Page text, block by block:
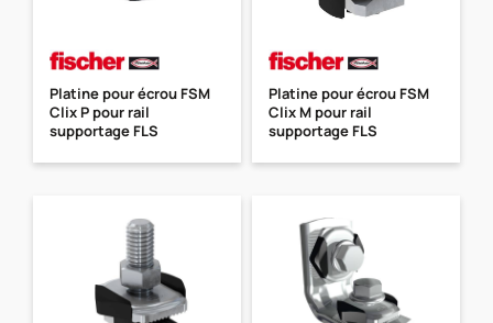
Platine pour écrou FSM
Clix P pour rail
supportage FLS
Platine pour écrou FSM
Clix M pour rail
supportage FLS